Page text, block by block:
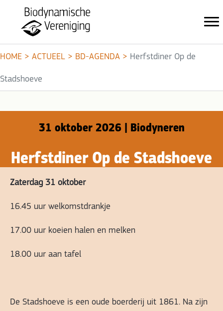
HOME > ACTUEEL > BD-AGENDA > Herfstdiner Op de
Stadshoeve
31 oktober 2026 | Biodyneren
Herfstdiner Op de Stadshoeve
Zaterdag 31 oktober
16.45 uur welkomstdrankje
17.00 uur koeien halen en melken
18.00 uur aan tafel
De Stadshoeve is een oude boerderij uit 1861. Na zijn